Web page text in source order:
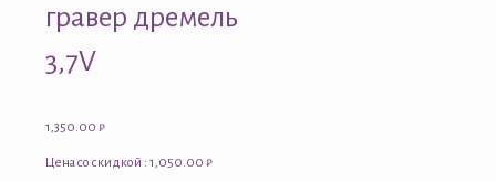
гравер дремель
3,7V
1,350.00 ₽
Цена со скидкой : 1,050.00 ₽